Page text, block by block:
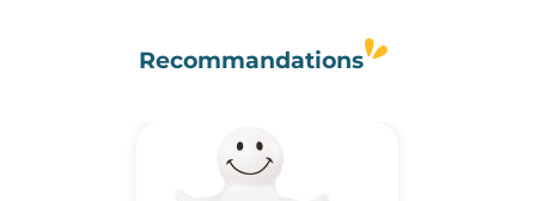
Recommandations